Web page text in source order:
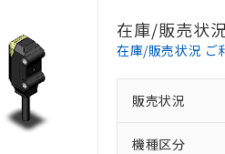
在庫/販売状
在庫/販売状況 ご
販売状況
機種区分